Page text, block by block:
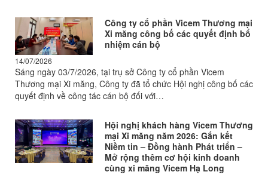
Công ty cổ phần Vicem Thương mại
Xi măng công bố các quyết định bổ
nhiệm cán bộ
14/07/2026
Sáng ngày 03/7/2026, tại trụ sở Công ty cổ phần Vicem
Thương mại Xi măng, Công ty đã tổ chức Hội nghị công bố các
quyết định về công tác cán bộ đối với…
Hội nghị khách hàng Vicem Thương
mại Xi măng năm 2026: Gắn kết
Niềm tin – Đồng hành Phát triển –
Mở rộng thêm cơ hội kinh doanh
cùng xi măng Vicem Hạ Long